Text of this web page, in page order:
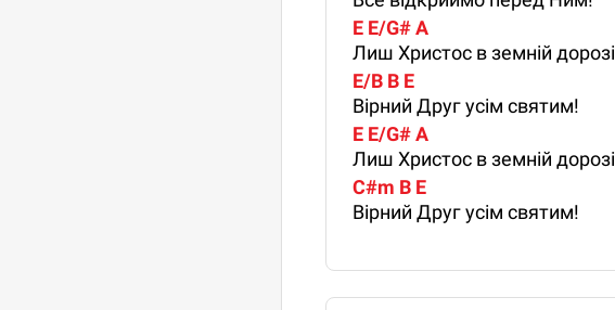
E E/G# A
Лиш Христос в земній дорозі
E/B B E
Вірний Друг усім святим!
E E/G# A
Лиш Христос в земній дорозі
C#m B E
Вірний Друг усім святим!